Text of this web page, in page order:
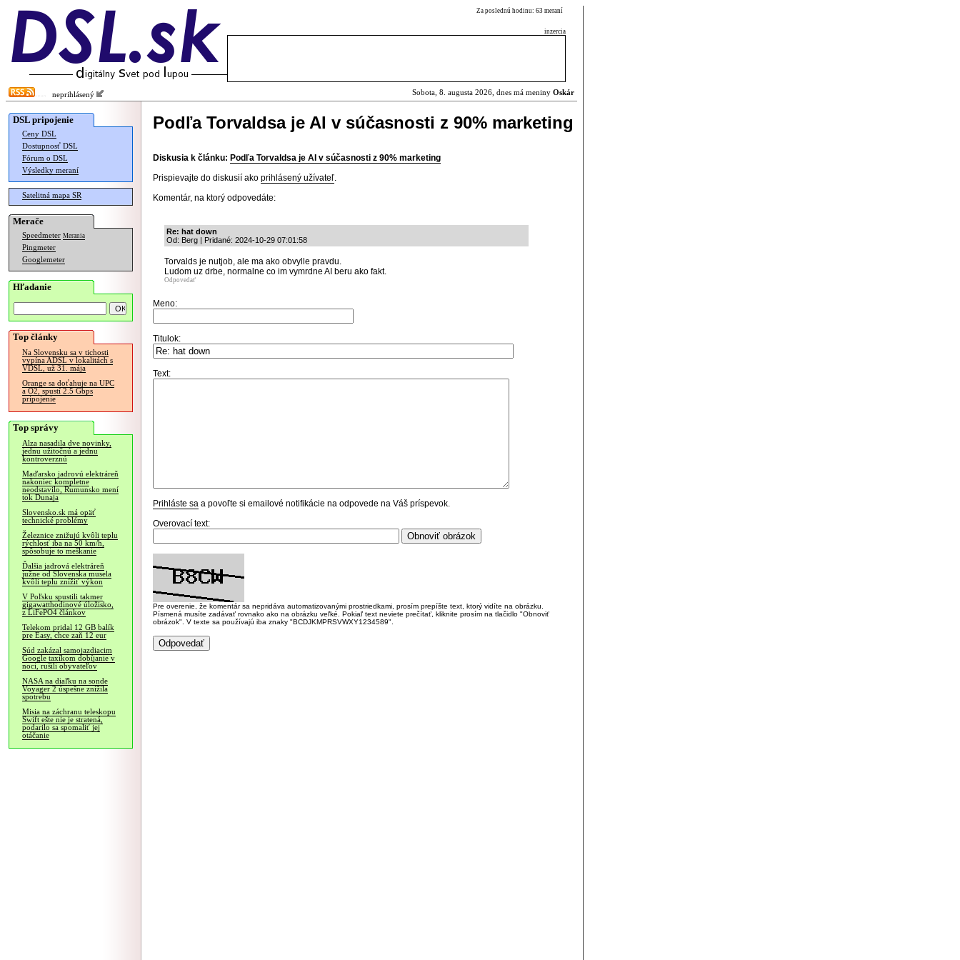
Za poslednú hodinu: 63 meraní
inzercia
neprihlásený Sobota, 8. augusta 2026, dnes má meniny Oskár
DSL pripojenie
Ceny DSL
Dostupnosť DSL
Fórum o DSL
Výsledky meraní
Satelitná mapa SR
Merače
Speedmeter Merania
Pingmeter
Googlemeter
Hľadanie
Top články
Na Slovensku sa v tichosti
vypína ADSL v lokalitách s
VDSL, už 31. mája
Orange sa doťahuje na UPC
a O2, spustí 2.5 Gbps
pripojenie
Top správy
Alza nasadila dve novinky,
jednu užitočnú a jednu
kontroverznú
Maďarsko jadrovú elektráreň
nakoniec kompletne
neodstavilo, Rumunsko mení
tok Dunaja
Slovensko.sk má opäť
technické problémy
Železnice znižujú kvôli teplu
rýchlosť iba na 50 km/h,
spôsobuje to meškanie
Ďalšia jadrová elektráreň
južne od Slovenska musela
kvôli teplu znížiť výkon
V Poľsku spustili takmer
gigawatthodinové úložisko,
z LiFePO4 článkov
Telekom pridal 12 GB balík
pre Easy, chce zaň 12 eur
Súd zakázal samojazdiacim
Google taxíkom dobíjanie v
noci, rušili obyvateľov
NASA na diaľku na sonde
Voyager 2 úspešne znížila
spotrebu
Misia na záchranu teleskopu
Swift ešte nie je stratená,
podarilo sa spomaliť jej
otáčanie
Podľa Torvaldsa je AI v súčasnosti z 90% marketing
Diskusia k článku: Podľa Torvaldsa je AI v súčasnosti z 90% marketing
Prispievajte do diskusií ako prihlásený užívateľ.
Komentár, na ktorý odpovedáte:
Re: hat down
Od: Berg | Pridané: 2024-10-29 07:01:58
Torvalds je nutjob, ale ma ako obvylle pravdu.
Ludom uz drbe, normalne co im vymrdne AI beru ako fakt.
Odpovedať
Meno:
Titulok:
Text:
Prihláste sa a povoľte si emailové notifikácie na odpovede na Váš príspevok.
Overovací text:
Pre overenie, že komentár sa nepridáva automatizovanými prostriedkami, prosím prepíšte text, ktorý vidíte na obrázku.
Písmená musíte zadávať rovnako ako na obrázku veľké. Pokiaľ text neviete prečítať, kliknite prosím na tlačidlo "Obnoviť
obrázok". V texte sa používajú iba znaky "BCDJKMPRSVWXY1234589".